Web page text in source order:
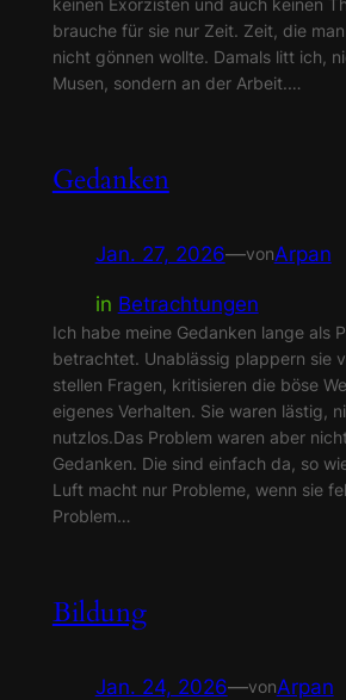
keinen Exorzisten und auch keinen
brauche für sie nur Zeit. Zeit, die
nicht gönnen wollte. Damals litt ich,
Musen, sondern an der Arbeit.…
Gedanken
Jan. 27, 2026—vonArpan
in Betrachtungen
Ich habe meine Gedanken lange als
betrachtet. Unablässig plappern sie
stellen Fragen, kritisieren die böse
eigenes Verhalten. Sie waren lästig,
nutzlos.Das Problem waren aber
Gedanken. Die sind einfach da, so
Luft macht nur Probleme, wenn sie
Problem…
Bildung
Jan. 24, 2026—vonArpan